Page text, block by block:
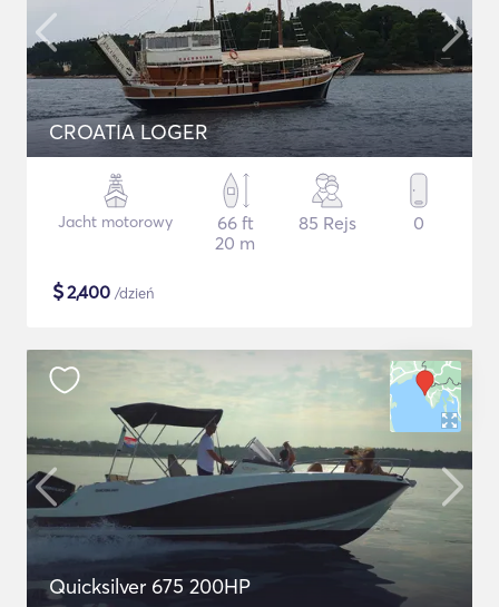
CROATIA LOGER
Jacht motorowy
66 ft
20 m
85 Rejs 0
$2,400 /dzień
Quicksilver 675 200HP